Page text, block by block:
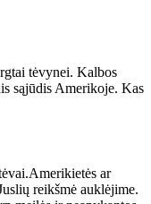
tėvynei. Kalbos
sąjūdis Amerikoje. Kas
ar
reikšmė auklėjime.